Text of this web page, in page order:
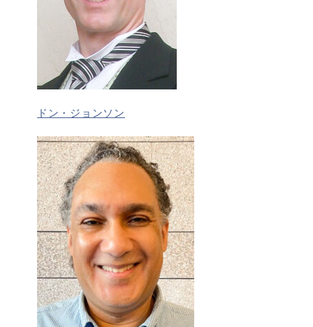
ドン・ジョンソン